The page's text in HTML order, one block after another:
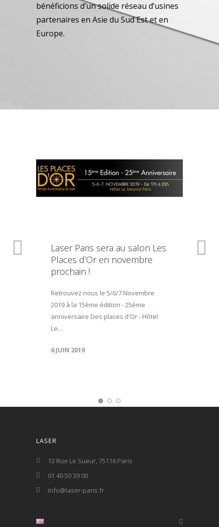
bénéficions d’un solide réseau d’usines
partenaires en Asie du Sud Est et en
Europe.
Laser Paris sera au salon Les
Places d’Or en novembre
prochain !
Retrouvez nous le 5/6/7 Novembre
2019 à la 15ème édition - 25ème
anniversaire Des places d'Or - Hôtel
Le…
6 JUIN 2019
LASER
13 Rue Le Sueur, 75116 Paris
01 40 50 39 00
info@laser-paris.fr